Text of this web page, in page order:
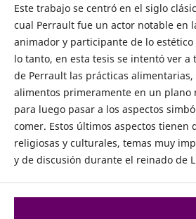
Este trabajo se centró en el siglo
cual Perrault fue un actor notable en
animador y participante de lo
lo tanto, en esta tesis se intentó ver a
de Perrault las prácticas alimentarias,
alimentos primeramente en un plano
para luego pasar a los aspectos
comer. Estos últimos aspectos tienen
religiosas y culturales, temas muy
y de discusión durante el reinado de